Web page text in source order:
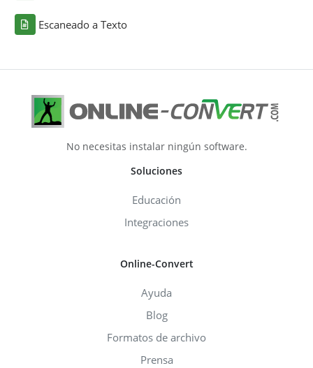
Escaneado a Texto
No necesitas instalar ningún software.
Soluciones
Educación
Integraciones
Online-Convert
Ayuda
Blog
Formatos de archivo
Prensa